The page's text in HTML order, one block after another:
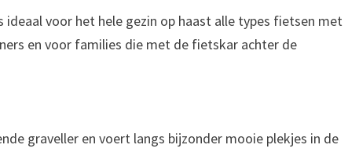
voor het hele gezin op haast alle types fietsen met
en voor families die met de fietskar achter de
graveller en voert langs bijzonder mooie plekjes in de